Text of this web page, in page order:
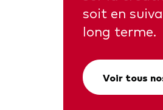
soit en
long terme.
Voir tous